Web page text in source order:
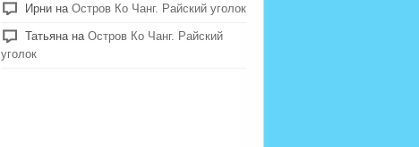
Ирни на Остров Ко Чанг. Райский уголок
Татьяна на Остров Ко Чанг. Райский
уголок